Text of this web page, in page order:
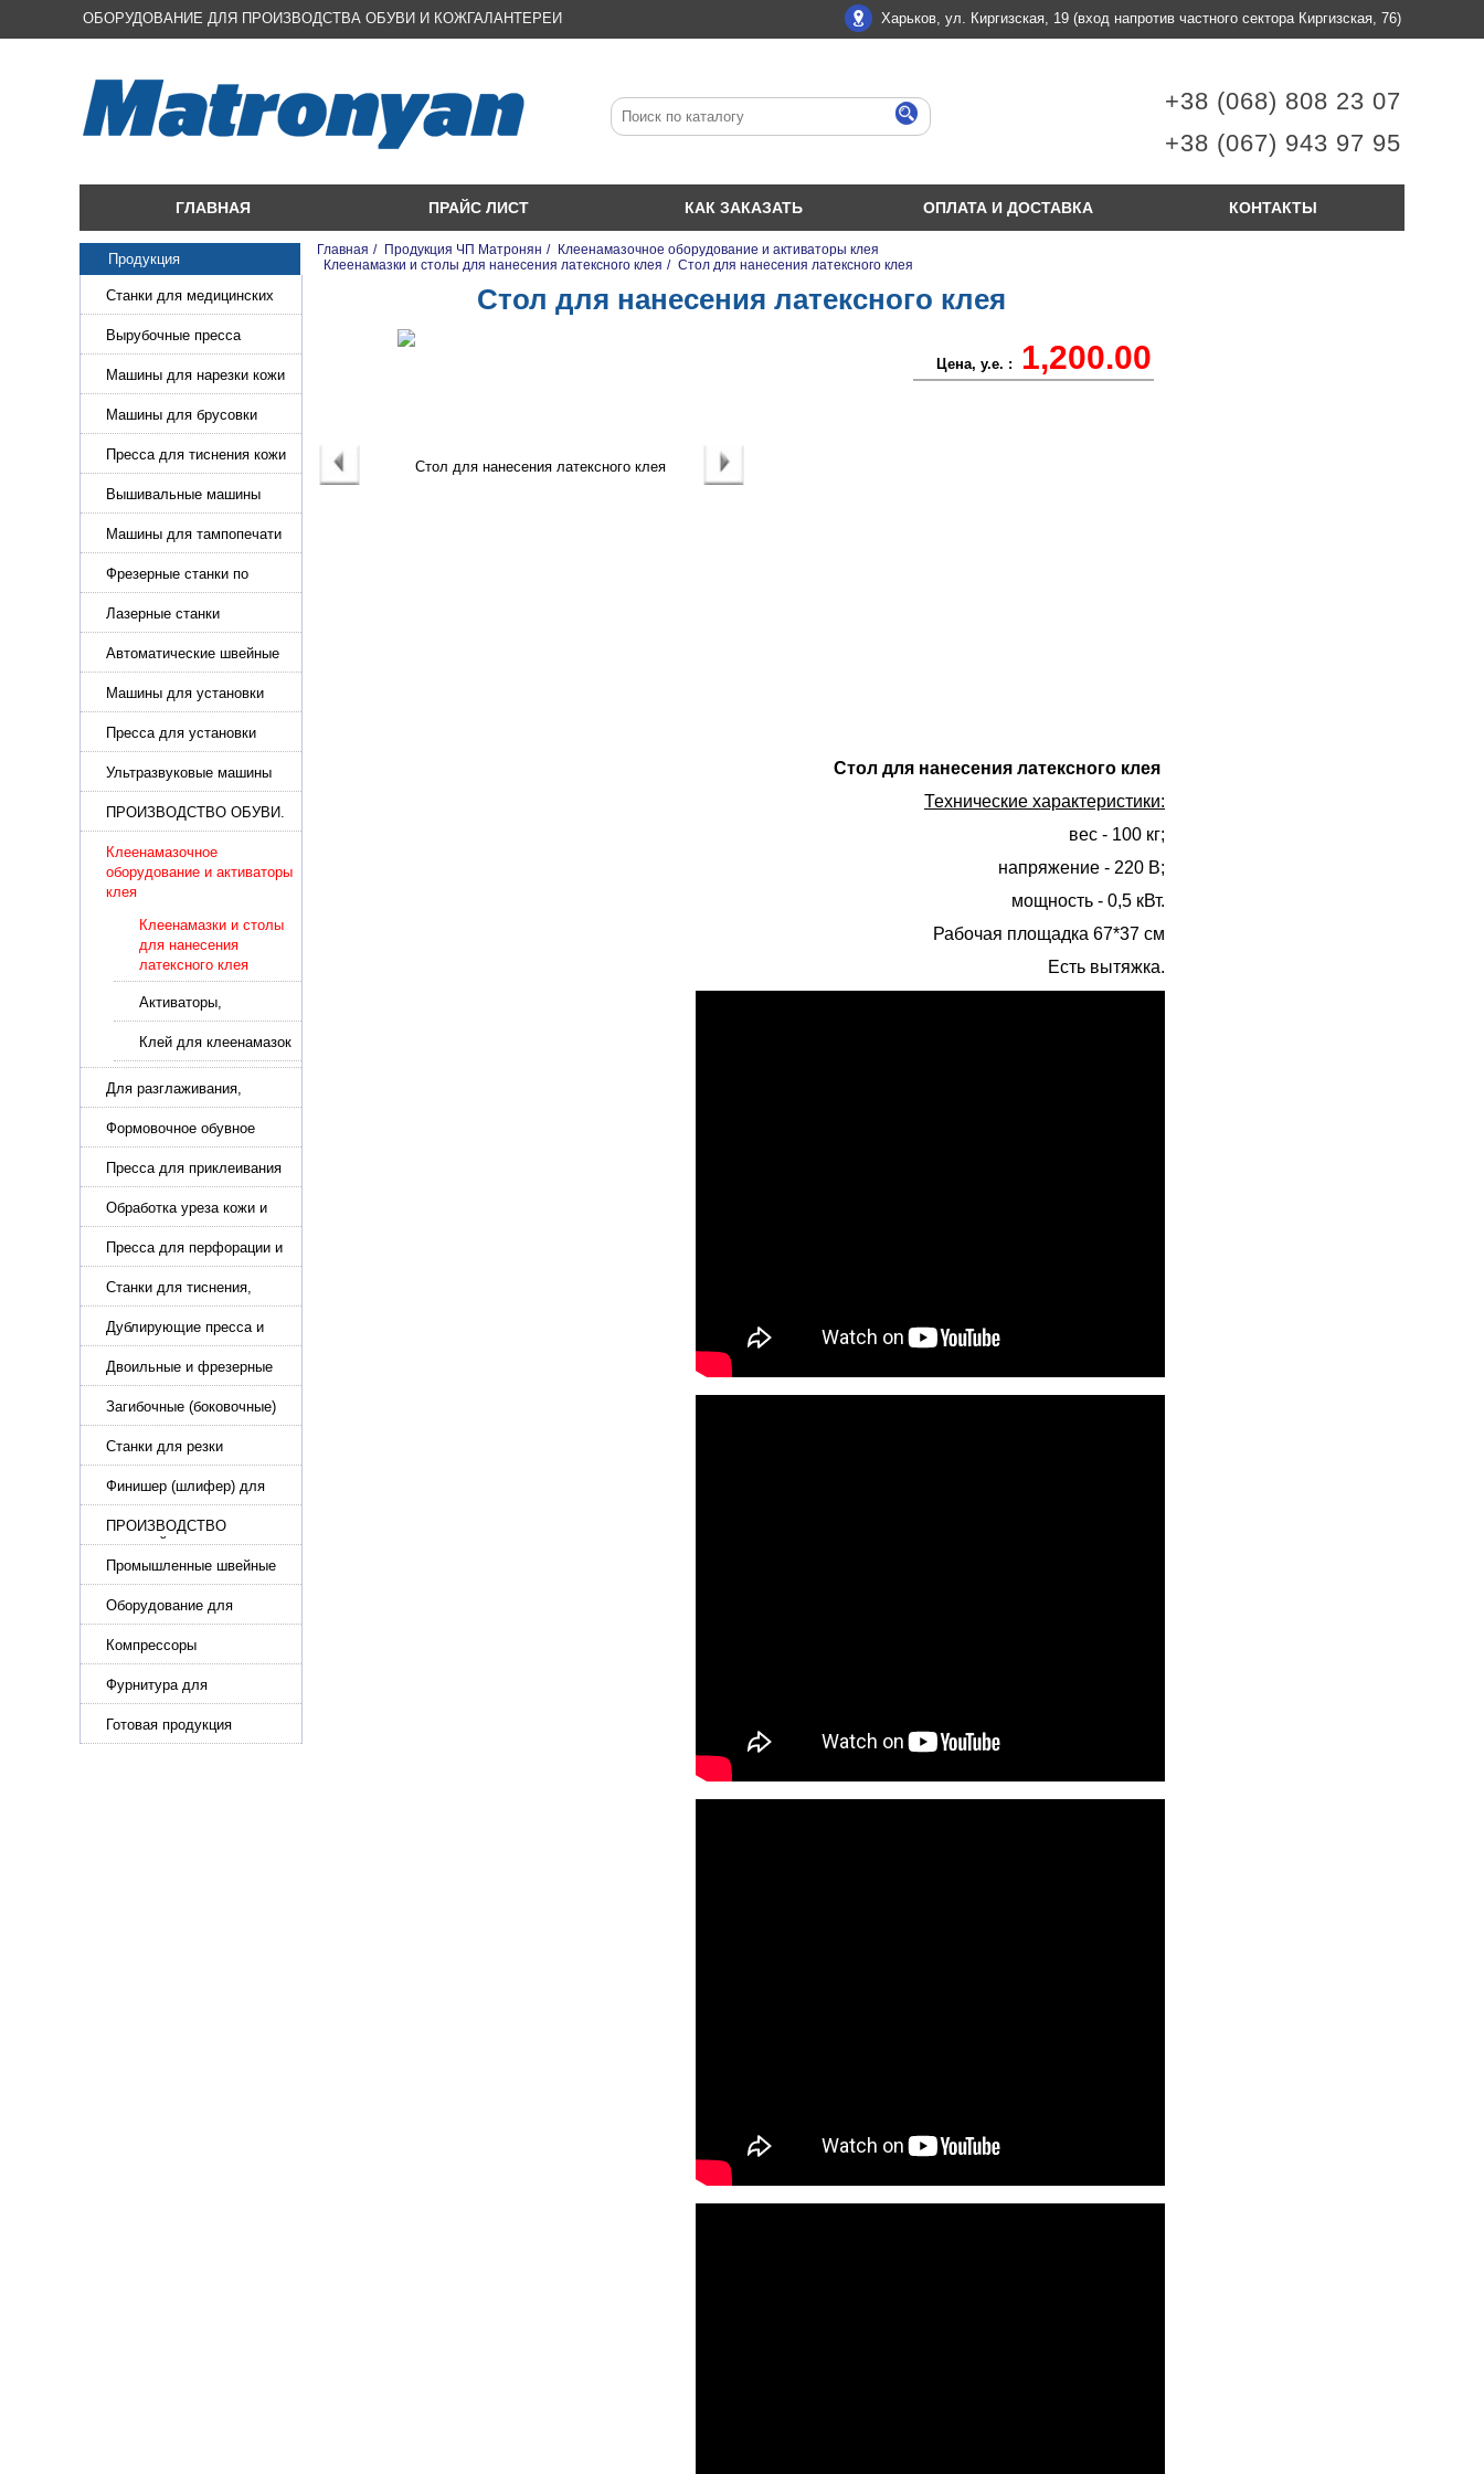
ОБОРУДОВАНИЕ ДЛЯ ПРОИЗВОДСТВА ОБУВИ И КОЖГАЛАНТЕРЕИ Харьков, ул. Киргизская, 19 (вход напротив частного сектора Киргизская, 76)
+38 (068) 808 23 07
+38 (067) 943 97 95
ГЛАВНАЯ ПРАЙС ЛИСТ КАК ЗАКАЗАТЬ ОПЛАТА И ДОСТАВКА КОНТАКТЫ
Продукция
Станки для медицинских
масок
Вырубочные пресса
Машины для нарезки кожи
и стропы
Машины для брусовки
кожи,меха,поролона
Пресса для тиснения кожи
Вышивальные машины
Машины для тампопечати
Фрезерные станки по
металлу
Лазерные станки
Автоматические швейные
машины с программным
управлением
Машины для установки
жемчуга, бусин, заклепок и
фурнитура
Пресса для установки
фурнитуры: блочка,
люверсы, петля
Ультразвуковые машины
для сварки
ПРОИЗВОДСТВО ОБУВИ.
Машины для изготовления
обуви
Клеенамазочное
оборудование и активаторы
клея
Клеенамазки и столы
для нанесения
латексного клея
Активаторы,
реактиваторы клея
для подошвы
Клей для клеенамазок
Для разглаживания,
разбивания и герметизации
шва
Формовочное обувное
оборудование
Пресса для приклеивания
подошвы и прибивки
каблука
Обработка уреза кожи и
покрасочные камеры
Пресса для перфорации и
тиснения
Станки для тиснения,
нанесения логотипа и
нумераторы
Дублирующие пресса и
утюги для разглаживания
кожи
Двоильные и фрезерные
машины для слоения и
фрезерования кожи
Загибочные (боковочные)
машины для стельки,
кошельков, сумок
Станки для резки
кожи.Станки для резки
стропы
Финишер (шлифер) для
обуви
ПРОИЗВОДСТВО
РЕМНЕЙ, СУМОК,
КОЖГАЛАНТЕРЕИ
Промышленные швейные
машины для кожи, обуви
Оборудование для
производства и резки
эластичной ленты и стропы
Компрессоры
Фурнитура для
производства ремней
Готовая продукция
Главная / Продукция ЧП Матронян / Клеенамазочное оборудование и активаторы клея
Клеенамазки и столы для нанесения латексного клея / Стол для нанесения латексного клея
Стол для нанесения латексного клея
Цена, у.е. : 1,200.00
Стол для нанесения латексного клея
Технические характеристики:
вес - 100 кг;
напряжение - 220 В;
мощность - 0,5 кВт.
Рабочая площадка 67*37 см
Есть вытяжка.